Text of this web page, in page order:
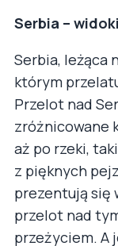
Serbia –
Serbia, leżąca
którym
Przelot nad
zróżnicowane
aż po rzeki,
z pięknych
prezentują się
przelot nad
przeżyciem. A